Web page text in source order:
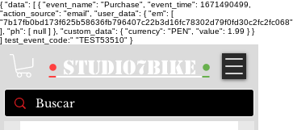
{ "data": [ { "event_name": "Purchase", "event_time": 1671490499,
"action_source": "email", "user_data": { "em": [
"7b17fb0bd173f625b58636fb796407c22b3d16fc78302d79f0fd30c2fc2fc068"
], "ph": [ null ] }, "custom_data": { "currency": "PEN", "value": 1.99 } }
] test_event_code:" "TEST53510" }
•STUDIO7BIKE •